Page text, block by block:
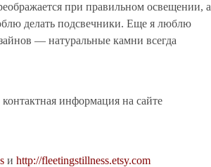
при правильном освещении, а
делать подсвечники. Еще я люблю
— натуральные камни всегда
информация на сайте
и http://fleetingstillness.etsy.com